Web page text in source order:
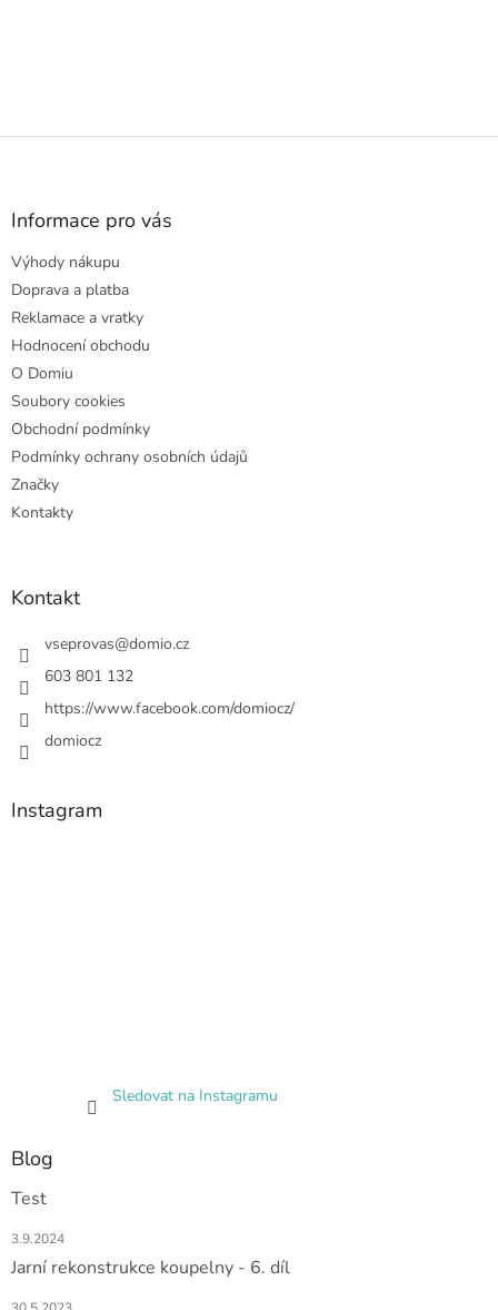
Z
Informace pro vás
Výhody nákupu
Doprava a platba
Reklamace a vratky
Hodnocení obchodu
O Domiu
Soubory cookies
Obchodní podmínky
Podmínky ochrany osobních údajů
Značky
Kontakty
Kontakt
vseprovas@domio.cz
603 801 132
https://www.facebook.com/domiocz/
domiocz
Instagram
Sledovat na Instagramu
Blog
Test
3.9.2024
Jarní rekonstrukce koupelny - 6. díl